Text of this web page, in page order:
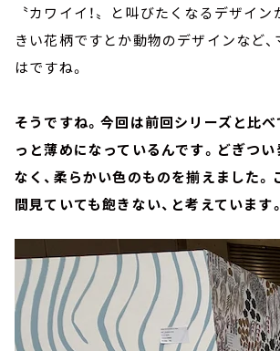
〝カワイイ！〟と叫びたくなるデザイン
きい花柄ですとか動物のデザインなど
はですね。
そうですね。今回は前回シリーズと比べ
っと薄めになっているんです。どぎつ
なく、柔らかい色のものを揃えました。
間見ていても飽きない、と考えています